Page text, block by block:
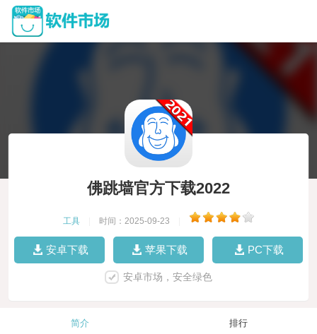
佛跳墙官方下载2022
工具 时间：2025-09-23
安卓下载 苹果下载 PC下载
安卓市场，安全绿色
简介 排行